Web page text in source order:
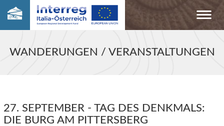
WANDERUNGEN / VERANSTALTUNGEN
27. SEPTEMBER - TAG DES DENKMALS:
DIE BURG AM PITTERSBERG